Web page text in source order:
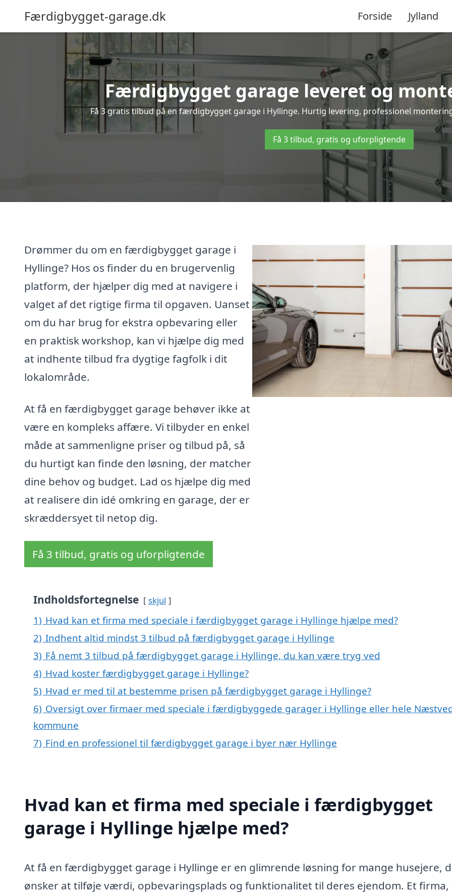
Færdigbygget-garage.dk Forside Jylland
Færdigbygget garage leveret og
Få 3 gratis tilbud på en færdigbygget garage i Hyllinge. Hurtig levering, professionel
Få 3 tilbud, gratis og uforpligtende
Drømmer du om en færdigbygget garage i
Hyllinge? Hos os finder du en brugervenlig
platform, der hjælper dig med at navigere i
valget af det rigtige firma til opgaven. Uanset
om du har brug for ekstra opbevaring eller
en praktisk workshop, kan vi hjælpe dig med
at indhente tilbud fra dygtige fagfolk i dit
lokalområde.
At få en færdigbygget garage behøver ikke at
være en kompleks affære. Vi tilbyder en enkel
måde at sammenligne priser og tilbud på, så
du hurtigt kan finde den løsning, der matcher
dine behov og budget. Lad os hjælpe dig med
at realisere din idé omkring en garage, der er
skræddersyet til netop dig.
Få 3 tilbud, gratis og uforpligtende
Indholdsfortegnelse skjul
1) Hvad kan et firma med speciale i færdigbygget garage i Hyllinge hjælpe med?
2) Indhent altid mindst 3 tilbud på færdigbygget garage i Hyllinge
3) Få nemt 3 tilbud på færdigbygget garage i Hyllinge, du kan være tryg ved
4) Hvad koster færdigbygget garage i Hyllinge?
5) Hvad er med til at bestemme prisen på færdigbygget garage i Hyllinge?
6) Oversigt over firmaer med speciale i færdigbyggede garager i Hyllinge eller hele
kommune
7) Find en professionel til færdigbygget garage i byer nær Hyllinge
Hvad kan et firma med speciale i færdigbygget
garage i Hyllinge hjælpe med?
At få en færdigbygget garage i Hyllinge er en glimrende løsning for mange husejere,
ønsker at tilføje værdi, opbevaringsplads og funktionalitet til deres ejendom. Et firma,